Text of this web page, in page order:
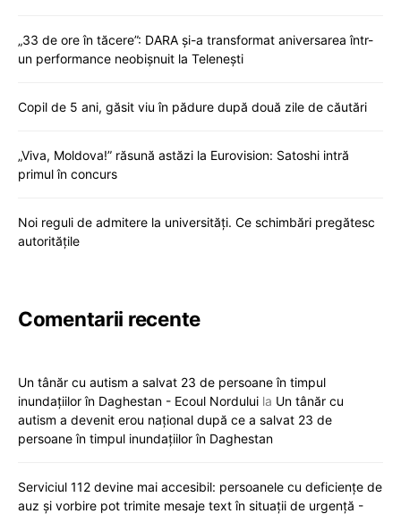
„33 de ore în tăcere”: DARA și-a transformat aniversarea într-
un performance neobișnuit la Telenești
Copil de 5 ani, găsit viu în pădure după două zile de căutări
„Viva, Moldova!” răsună astăzi la Eurovision: Satoshi intră
primul în concurs
Noi reguli de admitere la universități. Ce schimbări pregătesc
autoritățile
Comentarii recente
Un tânăr cu autism a salvat 23 de persoane în timpul
inundațiilor în Daghestan - Ecoul Nordului la Un tânăr cu
autism a devenit erou național după ce a salvat 23 de
persoane în timpul inundațiilor în Daghestan
Serviciul 112 devine mai accesibil: persoanele cu deficiențe de
auz și vorbire pot trimite mesaje text în situații de urgență -